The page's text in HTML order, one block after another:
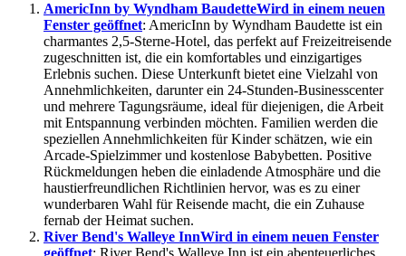
AmericInn by Wyndham BaudetteWird in einem neuen
Fenster geöffnet: AmericInn by Wyndham Baudette ist ein
charmantes 2,5-Sterne-Hotel, das perfekt auf Freizeitreisende
zugeschnitten ist, die ein komfortables und einzigartiges
Erlebnis suchen. Diese Unterkunft bietet eine Vielzahl von
Annehmlichkeiten, darunter ein 24-Stunden-Businesscenter
und mehrere Tagungsräume, ideal für diejenigen, die Arbeit
mit Entspannung verbinden möchten. Familien werden die
speziellen Annehmlichkeiten für Kinder schätzen, wie ein
Arcade-Spielzimmer und kostenlose Babybetten. Positive
Rückmeldungen heben die einladende Atmosphäre und die
haustierfreundlichen Richtlinien hervor, was es zu einer
wunderbaren Wahl für Reisende macht, die ein Zuhause
fernab der Heimat suchen.
River Bend's Walleye InnWird in einem neuen Fenster
geöffnet: River Bend's Walleye Inn ist ein abenteuerliches